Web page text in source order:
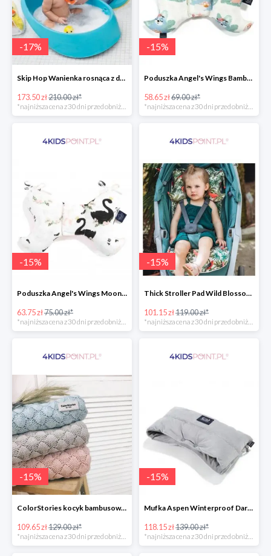
-17%
Skip Hop Wanienka rosnąca z dzieckiem Wielorybek
173.50 zł210.00 zł*
*najniższa cena z 30 dni przed obniżką
-15%
Poduszka Angel's Wings Bamboo Yoga candy sloths La Millou -15%
58.65 zł69.00 zł*
*najniższa cena z 30 dni przed obniżką
-15%
Poduszka Angel's Wings Moonlight Swan Powder Pink La Millou -15%
63.75 zł75.00 zł*
-15%
Thick Stroller Pad Wild Blossom Powder Pink Velvet Collection La Millou -15%
101.15 zł119.00 zł*
-15%
ColorStories kocyk bambusowy soft bamboo jasny szary -15%
109.65 zł129.00 zł*
*najniższa cena z 30 dni przed obniżką
-15%
Mufka Aspen Winterproof Dark Grey La Millou -15%
118.15 zł139.00 zł*
*najniższa cena z 30 dni przed obniżką